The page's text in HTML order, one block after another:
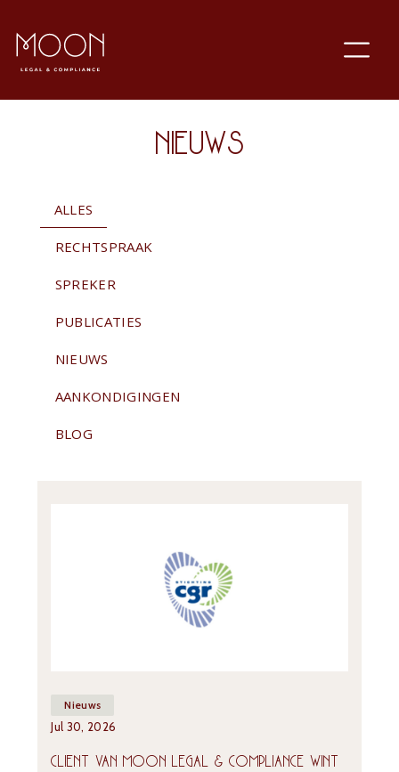
NIEUWS
ALLES
RECHTSPRAAK
SPREKER
PUBLICATIES
NIEUWS
AANKONDIGINGEN
BLOG
Nieuws
Jul 30, 2026
CLIENT VAN MOON LEGAL & COMPLIANCE WINT